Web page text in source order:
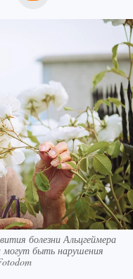
болезни Альцгеймера
могут быть нарушения